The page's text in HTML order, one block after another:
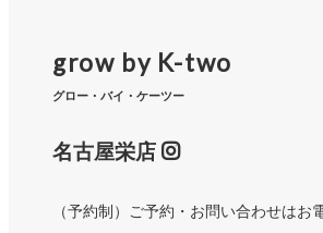
grow by K-two
グロー・バイ・ケーツー
名古屋栄店
（予約制）ご予約・お問い合わせはお